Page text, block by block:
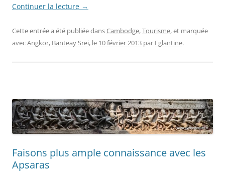
Continuer la lecture →
Cette entrée a été publiée dansCambodge,Tourisme, et marquée
avecAngkor, Banteay Srei, le 10 février 2013 par Eglantine.
Faisons plus ample connaissance avec les
Apsaras